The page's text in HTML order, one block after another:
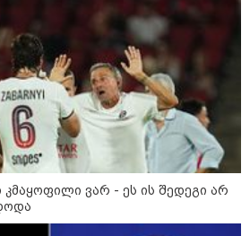
დაკავშირებით ერთობლივ
განცხადებას ავრცელებენ
22:35 / 06-08-2026
"კიდევ ერთხელ მოვუწოდებ
საქართველოს მთავრობას, მისი
დაუყოვნებლივი და უპირობო
გათავისუფლებისკენ" - რას
წერს ეუთო-ს წარმომადგენელი
მზია ამაღლობელზე?
21:38 / 06-08-2026
კმაყოფილი ვარ - ეს ის შედეგი არ